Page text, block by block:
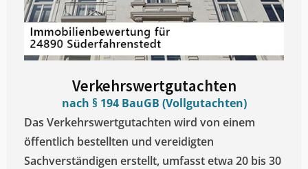
Verkehrswertgutachten
nach § 194 BauGB (Vollgutachten)
Das Verkehrswertgutachten wird von einem
öffentlich bestellten und vereidigten
Sachverständigen erstellt, umfasst etwa 20 bis 30